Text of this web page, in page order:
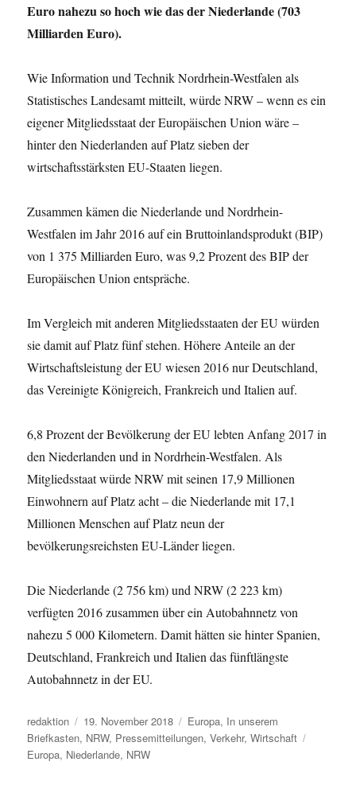
Euro nahezu so hoch wie das der Niederlande (703
Milliarden Euro).
Wie Information und Technik Nordrhein-Westfalen als
Statistisches Landesamt mitteilt, würde NRW – wenn es ein
eigener Mitgliedsstaat der Europäischen Union wäre –
hinter den Niederlanden auf Platz sieben der
wirtschaftsstärksten EU-Staaten liegen.
Zusammen kämen die Niederlande und Nordrhein-
Westfalen im Jahr 2016 auf ein Bruttoinlandsprodukt (BIP)
von 1 375 Milliarden Euro, was 9,2 Prozent des BIP der
Europäischen Union entspräche.
Im Vergleich mit anderen Mitgliedsstaaten der EU würden
sie damit auf Platz fünf stehen. Höhere Anteile an der
Wirtschaftsleistung der EU wiesen 2016 nur Deutschland,
das Vereinigte Königreich, Frankreich und Italien auf.
6,8 Prozent der Bevölkerung der EU lebten Anfang 2017 in
den Niederlanden und in Nordrhein-Westfalen. Als
Mitgliedsstaat würde NRW mit seinen 17,9 Millionen
Einwohnern auf Platz acht – die Niederlande mit 17,1
Millionen Menschen auf Platz neun der
bevölkerungsreichsten EU-Länder liegen.
Die Niederlande (2 756 km) und NRW (2 223 km)
verfügten 2016 zusammen über ein Autobahnnetz von
nahezu 5 000 Kilometern. Damit hätten sie hinter Spanien,
Deutschland, Frankreich und Italien das fünftlängste
Autobahnnetz in der EU.
Autor
redaktion
Veröffentlicht
am
19. November 2018 Kategorien
Europa, In unserem
Briefkasten, NRW, Pressemitteilungen,Verkehr,Wirtschaft
Europa, Niederlande, NRW